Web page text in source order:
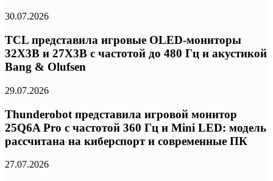
30.07.2026
TCL представила игровые OLED-мониторы
32X3B и 27X3B с частотой до 480 Гц и акустикой
Bang & Olufsen
29.07.2026
Thunderobot представила игровой монитор
25Q6A Pro с частотой 360 Гц и Mini LED: модель
рассчитана на киберспорт и современные ПК
27.07.2026